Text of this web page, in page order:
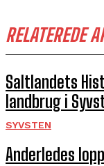
RELATEREDE
Saltlandets
landbrug i
SYVSTEN
Anderledes